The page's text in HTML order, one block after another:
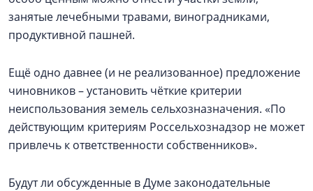
занятые лечебными травами, виноградниками,
продуктивной пашней.
Ещё одно давнее (и не реализованное) предложение
чиновников – установить чёткие критерии
неиспользования земель сельхозназначения. «По
действующим критериям Россельхознадзор не может
привлечь к ответственности собственников».
Будут ли обсужденные в Думе законодательные